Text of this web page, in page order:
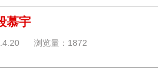
慕宇
浏览量：1872